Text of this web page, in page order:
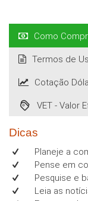
Como
Termos de
Cotação
VET - Valor
Dicas
Planeje a
Pense em
Pesquise e
Leia as